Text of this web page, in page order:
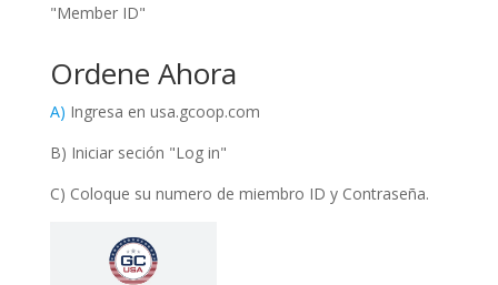
"Member ID"
Ordene Ahora
A) Ingresa en usa.gcoop.com
B) Iniciar seción "Log in"
C) Coloque su numero de miembro ID y Contraseña.